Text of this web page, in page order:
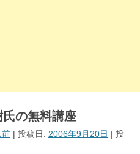
の無料講座
前 | 投稿日: 2006年9月20日 | 投